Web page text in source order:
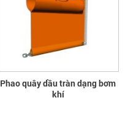
Phao quây dầu tràn dạng bơm
khí